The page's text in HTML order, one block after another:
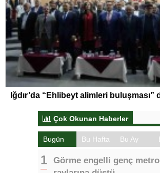
Iğdır’da “Ehlibeyt alimleri buluşması”
Çok Okunan Haberler
Bugün Bu Hafta Bu Ay
Görme engelli genç metro